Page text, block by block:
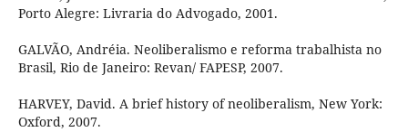
Porto Alegre: Livraria do Advogado, 2001.
GALVÃO, Andréia. Neoliberalismo e reforma trabalhista no
Brasil, Rio de Janeiro: Revan/ FAPESP, 2007.
HARVEY, David. A brief history of neoliberalism, New York:
Oxford, 2007.